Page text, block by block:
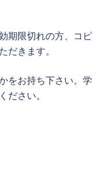
期限切れの方、コピ
だきます。
をお持ち下さい。学
ださい。